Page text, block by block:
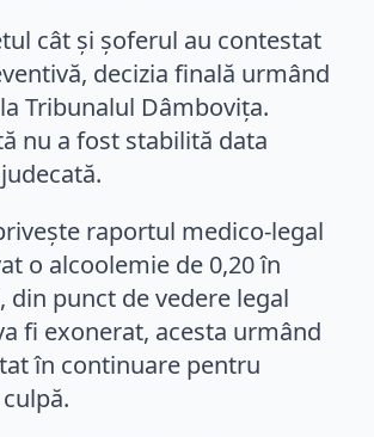
cât și șoferul au contestat
decizia finală urmând
Tribunalul Dâmbovița.
nu a fost stabilită data
raportul medico-legal
o alcoolemie de 0,20 în
din punct de vedere legal
fi exonerat, acesta urmând
în continuare pentru